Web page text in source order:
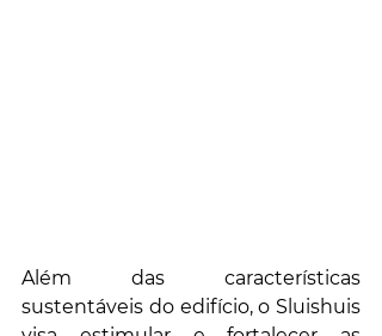
Além das características
sustentáveis do edifício, o Sluishuis